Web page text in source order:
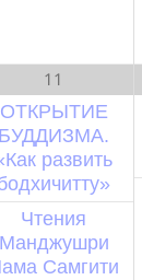
11
ОТКРЫТИЕ
БУДДИЗМА.
развить
Чтения
Манджушри
Самгити